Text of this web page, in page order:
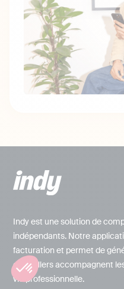
Indy est une solution de
indépendants. Notre
facturation et permet de
conseillers accompagnent
vie professionnelle.